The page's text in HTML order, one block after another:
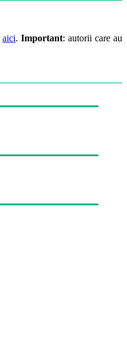
aici. Important: autorii care au